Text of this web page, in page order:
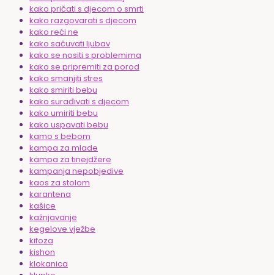
kako pričati s djecom o smrti
kako razgovarati s djecom
kako reći ne
kako sačuvati ljubav
kako se nositi s problemima
kako se pripremiti za porod
kako smanjiti stres
kako smiriti bebu
kako surađivati s djecom
kako umiriti bebu
kako uspavati bebu
kamo s bebom
kampa za mlade
kampa za tinejdžere
kampanja nepobjedive
kaos za stolom
karantena
kašice
kažnjavanje
kegelove vježbe
kifoza
kishon
klokanica